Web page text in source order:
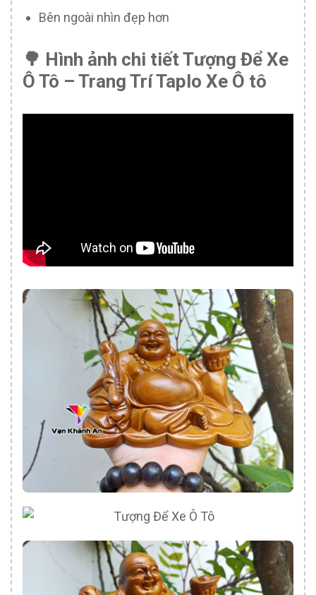
Bên ngoài nhìn đẹp hơn
🌳 Hình ảnh chi tiết Tượng Để Xe
Ô Tô – Trang Trí Taplo Xe Ô tô